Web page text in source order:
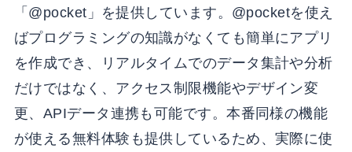
「@pocket」を提供しています。@pocketを使え
ばプログラミングの知識がなくても簡単にアプリ
を作成でき、リアルタイムでのデータ集計や分析
だけではなく、アクセス制限機能やデザイン変
更、APIデータ連携も可能です。本番同様の機能
が使える無料体験も提供しているため、実際に使